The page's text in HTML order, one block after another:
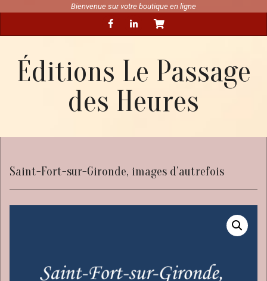
content
Bienvenue sur votre boutique en ligne
Navigation
Éditions Le Passage
des Heures
Saint-Fort-sur-Gironde, images d’autrefois